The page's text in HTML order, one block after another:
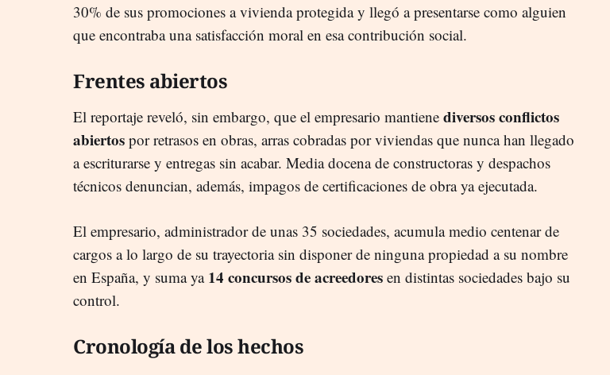
30% de sus promociones a vivienda protegida y llegó a presentarse como alguien
que encontraba una satisfacción moral en esa contribución social.
Frentes abiertos
El reportaje reveló, sin embargo, que el empresario mantiene diversos conflictos
abiertos por retrasos en obras, arras cobradas por viviendas que nunca han llegado
a escriturarse y entregas sin acabar. Media docena de constructoras y despachos
técnicos denuncian, además, impagos de certificaciones de obra ya ejecutada.
El empresario, administrador de unas 35 sociedades, acumula medio centenar de
cargos a lo largo de su trayectoria sin disponer de ninguna propiedad a su nombre
en España, y suma ya 14 concursosde acreedores en distintas sociedades bajo su
control.
Cronología de los hechos